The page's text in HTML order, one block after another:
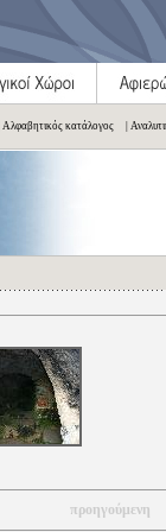
| Αλφαβητικός κατάλογος |
προηγούμενη